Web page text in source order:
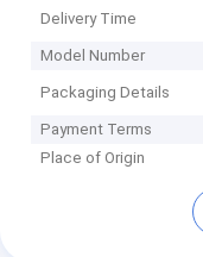
Delivery Time
Model Number
Packaging Details
Payment Terms
Place of Origin